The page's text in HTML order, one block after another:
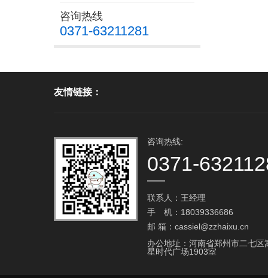
咨询热线
0371-63211281
友情链接：
咨询热线:
0371-
联系人：王经理
手 机：18039336686
邮 箱：cassiel@zzhaixu.cn
办公地址：河南省郑州市二七区
星时代广场1903室